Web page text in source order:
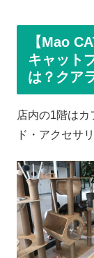
【Mao
キャット
は？クア
店内の1階はカ
ド・アクセサ